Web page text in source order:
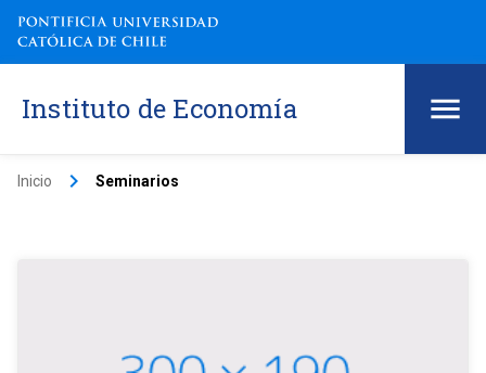
Instituto de Economía
Inicio keyboard_arrow_right Seminarios